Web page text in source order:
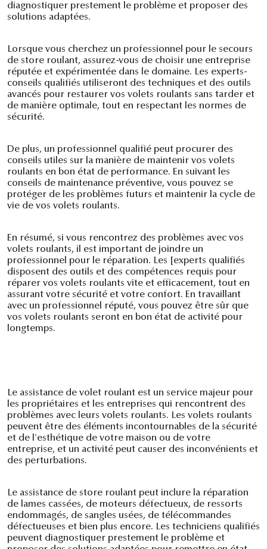
diagnostiquer prestement le problème et proposer des
solutions adaptées.
Lorsque vous cherchez un professionnel pour le secours
de store roulant, assurez-vous de choisir une entreprise
réputée et expérimentée dans le domaine. Les experts-
conseils qualifiés utiliseront des techniques et des outils
avancés pour restaurer vos volets roulants sans tarder et
de manière optimale, tout en respectant les normes de
sécurité.
De plus, un professionnel qualifié peut procurer des
conseils utiles sur la manière de maintenir vos volets
roulants en bon état de performance. En suivant les
conseils de maintenance préventive, vous pouvez se
protéger de les problèmes futurs et maintenir la cycle de
vie de vos volets roulants.
En résumé, si vous rencontrez des problèmes avec vos
volets roulants, il est important de joindre un
professionnel pour le réparation. Les [experts qualifiés
disposent des outils et des compétences requis pour
réparer vos volets roulants vite et efficacement, tout en
assurant votre sécurité et votre confort. En travaillant
avec un professionnel réputé, vous pouvez être sûr que
vos volets roulants seront en bon état de activité pour
longtemps.
Le assistance de volet roulant est un service majeur pour
les propriétaires et les entreprises qui rencontrent des
problèmes avec leurs volets roulants. Les volets roulants
peuvent être des éléments incontournables de la sécurité
et de l'esthétique de votre maison ou de votre
entreprise, et un activité peut causer des inconvénients et
des perturbations.
Le assistance de store roulant peut inclure la réparation
de lames cassées, de moteurs défectueux, de ressorts
endommagés, de sangles usées, de télécommandes
défectueuses et bien plus encore. Les techniciens qualifiés
peuvent diagnostiquer prestement le problème et